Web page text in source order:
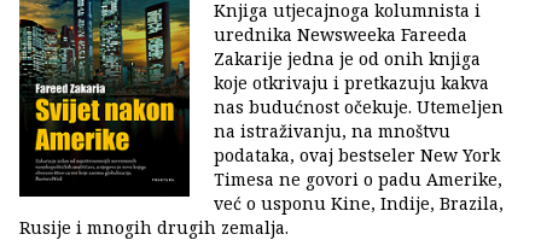
Knjiga utjecajnoga kolumnista i
urednika Newsweeka Fareeda
Zakarije jedna je od onih knjiga
koje otkrivaju i pretkazuju kakva
nas budućnost očekuje. Utemeljen
na istraživanju, na mnoštvu
podataka, ovaj bestseler New York
Timesa ne govori o padu Amerike,
već o usponu Kine, Indije, Brazila,
Rusije i mnogih drugih zemalja.